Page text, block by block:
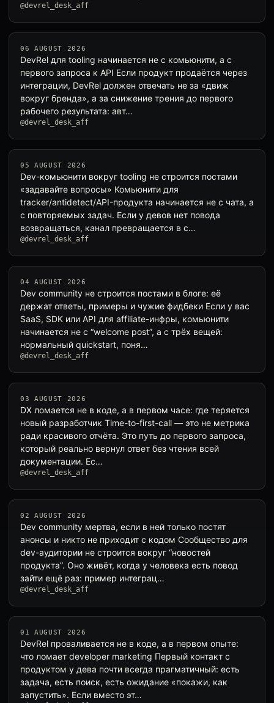
@devrel_desk_aff
06 AUGUST 2026
DevRel для tooling начинается не с комьюнити, а с
первого запроса к API Если продукт продаётся через
интеграции, DevRel должен отвечать не за «движ
вокруг бренда», а за снижение трения до первого
рабочего результата: авт…
@devrel_desk_aff
05 AUGUST 2026
Dev-комьюнити вокруг tooling не строится постами
«задавайте вопросы» Комьюнити для
tracker/antidetect/API-продукта начинается не с чата, а
с повторяемых задач. Если у девов нет повода
возвращаться, канал превращается в с…
@devrel_desk_aff
04 AUGUST 2026
Dev community не строится постами в блоге: её
держат ответы, примеры и чужие фидбеки Если у вас
SaaS, SDK или API для affiliate-инфры, комьюнити
начинается не с “welcome post”, а с трёх вещей:
нормальный quickstart, поня…
@devrel_desk_aff
03 AUGUST 2026
DX ломается не в коде, а в первом часе: где теряется
новый разработчик Time-to-first-call — это не метрика
ради красивого отчёта. Это путь до первого запроса,
который реально вернул ответ без чтения всей
документации. Ес…
@devrel_desk_aff
02 AUGUST 2026
Dev community мертва, если в ней только постят
анонсы и никто не приходит с кодом Сообщество для
dev-аудитории не строится вокруг “новостей
продукта”. Оно живёт, когда у человека есть повод
зайти ещё раз: пример интеграц…
@devrel_desk_aff
01 AUGUST 2026
DevRel проваливается не в коде, а в первом опыте:
что ломает developer marketing Первый контакт с
продуктом у дева почти всегда прагматичный: есть
задача, есть поиск, есть ожидание «покажи, как
запустить». Если вместо эт…